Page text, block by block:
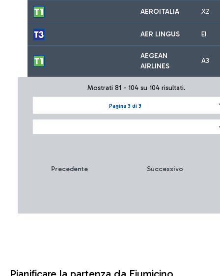
AEROITALIA XZ
AER LINGUS EI
AEGEAN
AIRLINES
A3
Pagina 3 di 3
Mostrati 81 - 104 su 104 risultati.
Precedente Successivo